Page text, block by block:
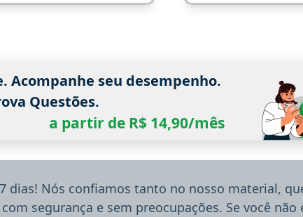
Acompanhe seu desempenho.
Questões.
a partir de R$ 14,90/mês
dias! Nós confiamos tanto no nosso material,
segurança e sem preocupações. Se você não